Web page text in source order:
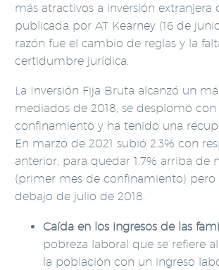
más atractivos a inversión extranjera
publicada por AT Kearney (16 de
razón fue el cambio de reglas y la
certidumbre jurídica.
La Inversión Fija Bruta alcanzó un
mediados de 2018, se desplomó con
confinamiento y ha tenido una
En marzo de 2021 subió 2.3% con
anterior, para quedar 1.7% arriba de
(primer mes de confinamiento) pero
debajo de julio de 2018.
Caída en los ingresos de las
pobreza laboral que se refiere
la población con un ingreso